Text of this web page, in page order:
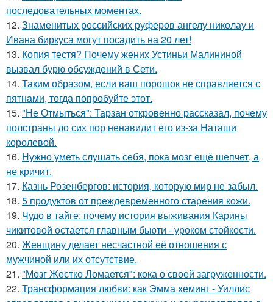
последовательных моментах.
12. Знаменитых российских руферов ангелу николау и
Ивана биркуса могут посадить на 20 лет!
13. Копия тестя? Почему жених Устиньи Малининой
вызвал бурю обсуждений в Сети.
14. Таким образом, если ваш порошок не справляется с
пятнами, тогда попробуйте этот.
15. "Не Отмыться": Тарзан откровенно рассказал, почему
полстраны до сих пор ненавидит его из-за Наташи
королевой.
16. Нужно уметь слушать себя, пока мозг ещё шепчет, а
не кричит.
17. Казнь Розенбергов: история, которую мир не забыл.
18. 5 продуктов от преждевременного старения кожи.
19. Чудо в тайге: почему история выживания Карины
чикитовой остается главным бьюти - уроком стойкости.
20. Женщину делает несчастной её отношения с
мужчиной или их отсутствие.
21. "Мозг Жестко Ломается": кока о своей загруженности.
22. Трансформация любви: как Эмма хеминг - Уиллис